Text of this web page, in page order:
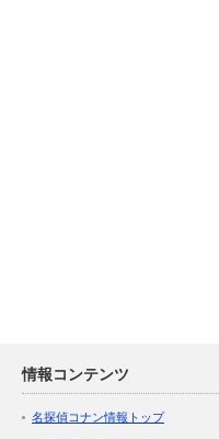
情報コンテンツ
名探偵コナン情報トップ